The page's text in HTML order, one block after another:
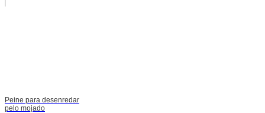
Peine para desenredar
pelo mojado